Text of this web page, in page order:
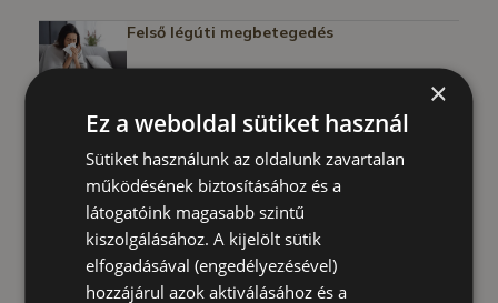
Felső légúti megbetegedés
Ne halogassa a belgyógyászati
vizsgálatot!
egészsége!
×
Ez a weboldal sütiket használ
Sütiket használunk az oldalunk zavartalan
működésének biztosításához és a
látogatóink magasabb szintű
kiszolgálásához. A kijelölt sütik
elfogadásával (engedélyezésével)
hozzájárul azok aktiválásához és a